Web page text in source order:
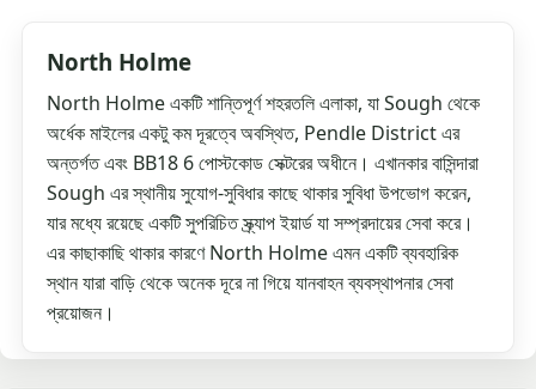
North Holme
North Holme একটি শান্তিপূর্ণ শহরতলি এলাকা, যা Sough থেকে
অর্ধেক মাইলের একটু কম দূরত্বে অবস্থিত, Pendle District এর
অন্তর্গত এবং BB18 6 পোস্টকোড সেক্টরের অধীনে। এখানকার বাসিন্দারা
Sough এর স্থানীয় সুযোগ-সুবিধার কাছে থাকার সুবিধা উপভোগ করেন,
যার মধ্যে রয়েছে একটি সুপরিচিত স্ক্র্যাপ ইয়ার্ড যা সম্প্রদায়ের সেবা করে।
এর কাছাকাছি থাকার কারণে North Holme এমন একটি ব্যবহারিক
স্থান যারা বাড়ি থেকে অনেক দূরে না গিয়ে যানবাহন ব্যবস্থাপনার সেবা
প্রয়োজন।